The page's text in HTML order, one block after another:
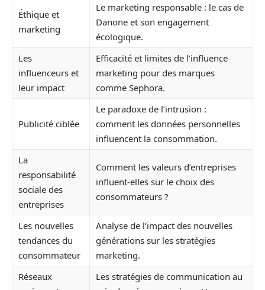
Éthique et
marketing
Le marketing responsable : le cas de
Danone et son engagement
écologique.
Les
influenceurs et
leur impact
Efficacité et limites de l’influence
marketing pour des marques
comme Sephora.
Publicité ciblée
Le paradoxe de l’intrusion :
comment les données personnelles
influencent la consommation.
La
responsabilité
sociale des
entreprises
Comment les valeurs d’entreprises
influent-elles sur le choix des
consommateurs ?
Les nouvelles
tendances du
consommateur
Analyse de l’impact des nouvelles
générations sur les stratégies
marketing.
Réseaux
Les stratégies de communication au